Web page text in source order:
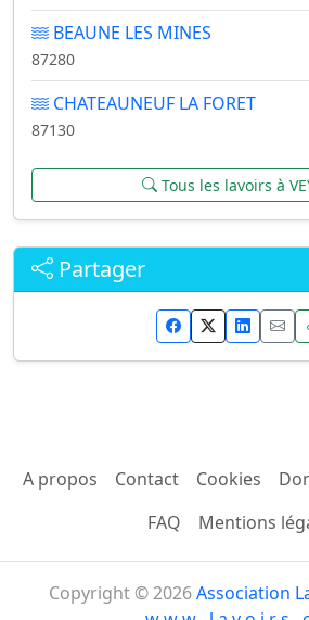
BEAUNE LES MINES
87280
CHATEAUNEUF LA FORET
87130
Tous les lavoirs à
Partager
A propos Contact Cookies
FAQ
Mentions
Copyright © 2026Association